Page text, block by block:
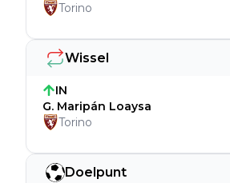
Doelpunt
Wissel
IN
G. Maripán Loaysa
Torino
Torino